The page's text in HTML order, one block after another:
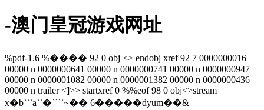
-澳门皇冠游戏网址
%pdf-1.6 %���� 92 0 obj <> endobj xref 92 7 0000000016
00000 n 0000000641 00000 n 0000000741 00000 n 0000000947
00000 n 0000001082 00000 n 0000001382 00000 n 0000000436
00000 n trailer <]>> startxref 0 %%eof 98 0 obj<>stream
x�b```a``�````~�� 6 �����dyum��&